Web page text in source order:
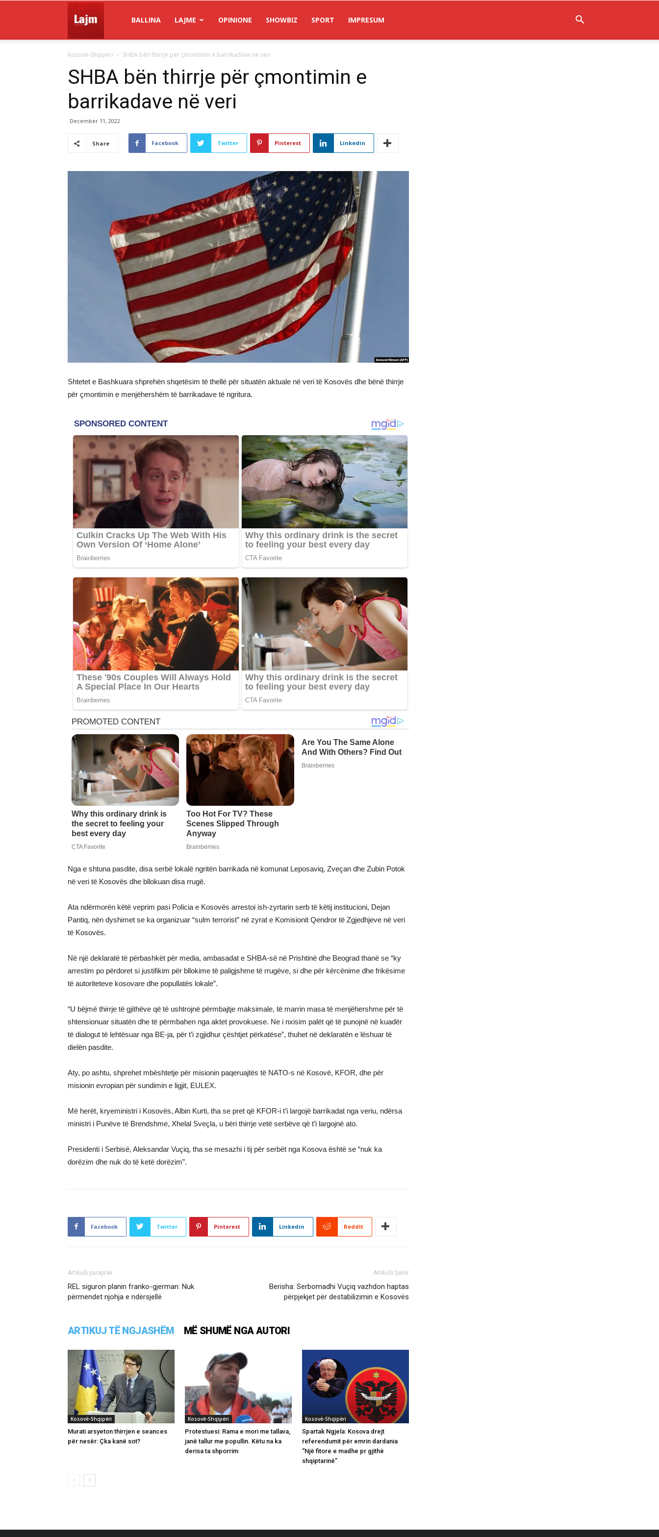
Lajm
BALLINA LAJME OPINIONE SHOWBIZ SPORT IMPRESUM
Kosovë-Shqipëri SHBA bën thirrje për çmontimin e barrikadave në veri
SHBA bën thirrje për çmontimin e
barrikadave në veri
December 11, 2022
Share Facebook Twitter Pinterest Linkedin
Shtetet e Bashkuara shprehën shqetësim të thellë për situatën aktuale në veri të Kosovës dhe bënë thirrje
për çmontimin e menjëhershëm të barrikadave të ngritura.
Nga e shtuna pasdite, disa serbë lokalë ngritën barrikada në komunat Leposaviq, Zveçan dhe Zubin Potok
në veri të Kosovës dhe bllokuan disa rrugë.
Ata ndërmorën këtë veprim pasi Policia e Kosovës arrestoi ish-zyrtarin serb të këtij institucioni, Dejan
Pantiq, nën dyshimet se ka organizuar “sulm terrorist” në zyrat e Komisionit Qendror të Zgjedhjeve në veri
të Kosovës.
Në një deklaratë të përbashkët për media, ambasadat e SHBA-së në Prishtinë dhe Beograd thanë se “ky
arrestim po përdoret si justifikim për bllokime të paligjshme të rrugëve, si dhe për kërcënime dhe frikësime
të autoriteteve kosovare dhe popullatës lokale”.
“U bëjmë thirrje të gjithëve që të ushtrojnë përmbajtje maksimale, të marrin masa të menjëhershme për të
shtensionuar situatën dhe të përmbahen nga aktet provokuese. Ne i nxisim palët që të punojnë në kuadër
të dialogut të lehtësuar nga BE-ja, për t’i zgjidhur çështjet përkatëse”, thuhet në deklaratën e lëshuar të
dielën pasdite.
Aty, po ashtu, shprehet mbështetje për misionin paqeruajtës të NATO-s në Kosovë, KFOR, dhe për
misionin evropian për sundimin e ligjit, EULEX.
Më herët, kryeministri i Kosovës, Albin Kurti, tha se pret që KFOR-i t’i largojë barrikadat nga veriu, ndërsa
ministri i Punëve të Brendshme, Xhelal Sveçla, u bëri thirrje vetë serbëve që t’i largojnë ato.
Presidenti i Serbisë, Aleksandar Vuçiq, tha se mesazhi i tij për serbët nga Kosova është se “nuk ka
dorëzim dhe nuk do të ketë dorëzim”.
Facebook Twitter Pinterest Linkedin ReddIt
Artikulli paraprak
REL siguron planin franko-gjerman: Nuk
përmendet njohja e ndërsjellë
Artikulli tjetër
Berisha: Serbomadhi Vuçiq vazhdon haptas
përpjekjet për destabilizimin e Kosovës
ARTIKUJ TË NGJASHËM MË SHUMË NGA AUTORI
Kosovë-Shqipëri
Murati arsyeton thirrjen e seances
për nesër: Çka kanë sot?
Kosovë-Shqipëri
Protestuesi: Rama e mori me tallava,
janë tallur me popullin. Këtu na ka
derisa ta shporrim
Kosovë-Shqipëri
Spartak Ngjela: Kosova drejt
referendumit për emrin dardania
“Një fitore e madhe pr gjithë
shqiptarinë”